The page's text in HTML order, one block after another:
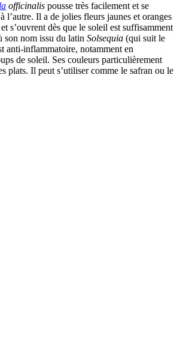
officinalis pousse très facilement et se
l’autre. Il a de jolies fleurs jaunes et oranges
s’ouvrent dès que le soleil est suffisamment
son nom issu du latin Solsequia (qui suit le
anti-inflammatoire, notamment en
de soleil. Ses couleurs particulièrement
plats. Il peut s’utiliser comme le safran ou le